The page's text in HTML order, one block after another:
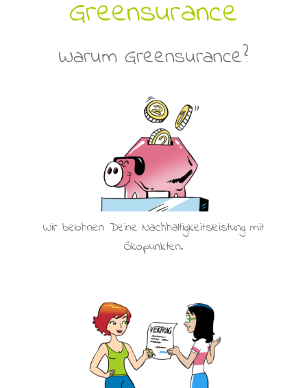
Greensurance
Warum Greensurance?
Wir belohnen Deine Nachhaltigkeitsleistung mit
Ökopunkten.